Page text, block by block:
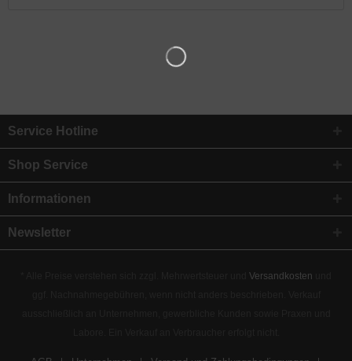
Service Hotline
Shop Service
Informationen
Newsletter
Versandkosten